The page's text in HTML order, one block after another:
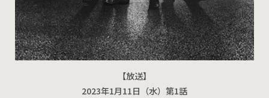
【放送】
2023年1月11日（水）第1話